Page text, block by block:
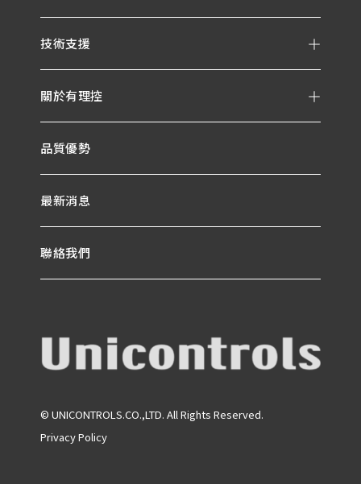
技術支援
關於有理控
品質優勢
最新消息
聯絡我們
© UNICONTROLS.CO.,LTD. All Rights Reserved.
Privacy Policy